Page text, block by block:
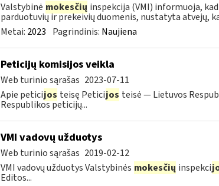
Valstybinė mokesčių inspekcija (VMI) informuoja,
parduotuvių ir prekeivių duomenis, nustatyta atvejų,
Metai: 2023 Pagrindinis: Naujiena
Peticijų komisijos veikla
Web turinio sąrašas 2023-07-11
Apie peticijos teisę Peticijos teisė — Lietuvos
Respublikos peticijų...
VMI vadovų užduotys
Web turinio sąrašas 2019-02-12
VMI vadovų užduotys Valstybinės mokesčių inspekci
Editos...